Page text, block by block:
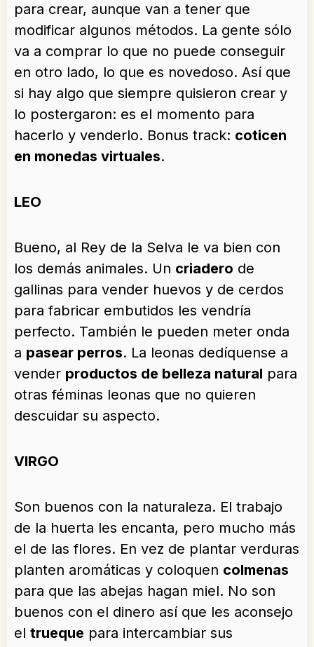
para crear, aunque van a tener que
modificar algunos métodos. La gente sólo
va a comprar lo que no puede conseguir
en otro lado, lo que es novedoso. Así que
si hay algo que siempre quisieron crear y
lo postergaron: es el momento para
hacerlo y venderlo. Bonus track: coticen
en monedas virtuales.
LEO
Bueno, al Rey de la Selva le va bien con
los demás animales. Un criadero de
gallinas para vender huevos y de cerdos
para fabricar embutidos les vendría
perfecto. También le pueden meter onda
a pasear perros. La leonas dedíquense a
vender productos de belleza natural para
otras féminas leonas que no quieren
descuidar su aspecto.
VIRGO
Son buenos con la naturaleza. El trabajo
de la huerta les encanta, pero mucho más
el de las flores. En vez de plantar verduras
planten aromáticas y coloquen colmenas
para que las abejas hagan miel. No son
buenos con el dinero así que les aconsejo
el trueque para intercambiar sus